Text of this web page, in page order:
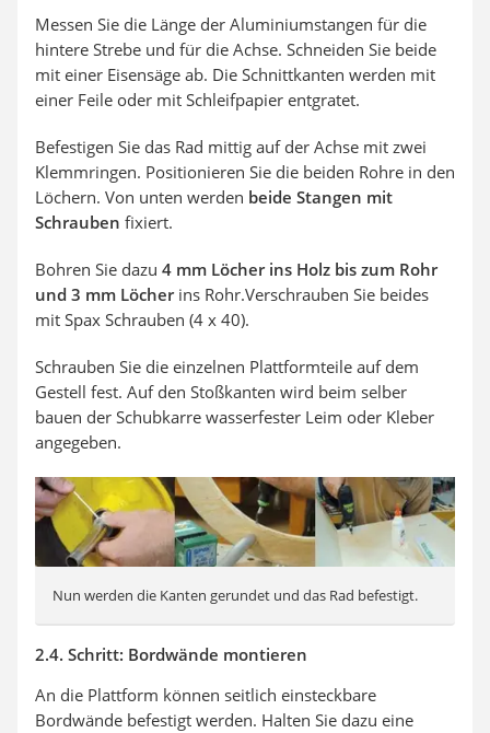
Messen Sie die Länge der Aluminiumstangen für die
hintere Strebe und für die Achse. Schneiden Sie beide
mit einer Eisensäge ab. Die Schnittkanten werden mit
einer Feile oder mit Schleifpapier entgratet.
Befestigen Sie das Rad mittig auf der Achse mit zwei
Klemmringen. Positionieren Sie die beiden Rohre in den
Löchern. Von unten werden beide Stangen mit
Schrauben fixiert.
Bohren Sie dazu 4 mm Löcher ins Holz bis zum Rohr
und 3 mm Löcherins Rohr.Verschrauben Sie beides
mit Spax Schrauben (4 x 40).
Schrauben Sie die einzelnen Plattformteile auf dem
Gestell fest. Auf den Stoßkanten wird beim selber
bauen der Schubkarre wasserfester Leim oder Kleber
angegeben.
Nun werden die Kanten gerundet und das Rad befestigt.
2.4. Schritt: Bordwände montieren
An die Plattform können seitlich einsteckbare
Bordwände befestigt werden. Halten Sie dazu eine